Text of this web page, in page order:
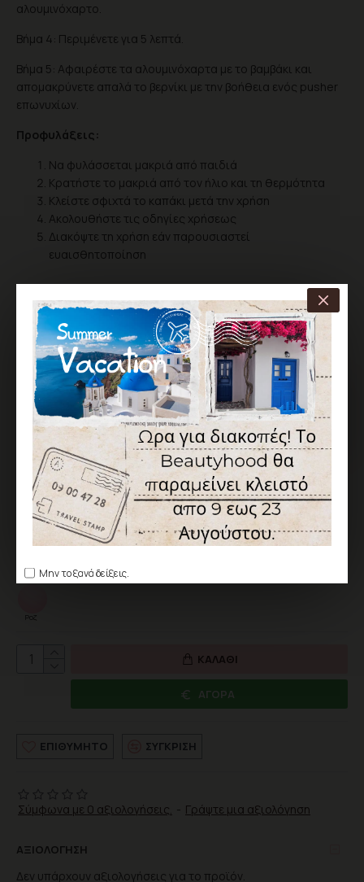
Μην το ξανά δείξεις.
αλουμινόχαρτο.
Βήμα 4: Περιμένετε για 5 λεπτά.
Βήμα 5: Αφαιρέστε τα αλουμινόχαρτα με το βαμβάκι και
απομακρύνετε απαλά το βερνίκι με την βοήθεια ενός pusher
επωνυχίων.
Προφυλάξεις:
Να φυλάσσεται μακριά από παιδιά
Κρατήστε το μακριά από τον ήλιο και τη θερμότητα
Κλείστε σφιχτά το καπάκι μετά την χρήση
Ακολουθήστε τις οδηγίες χρήσεως
Διακόψτε τη χρήση εάν παρουσιαστεί
ευαισθητοποίηση
ΧΑΡΑΚΤΗΡΙΣΤΙΚΆ
Σύμφωνα με 0 αξιολογήσεις. - Γράψτε μια αξιολόγηση
6,90€
Χωρίς ΦΠΑ: 5,56€
ΑΠΟΣΤΟΛΉ ΑΠΌ 1 ΈΩΣ 5 ΕΡΓΆΣΙΜΕΣ
Κωδικός:
BH-CC-050982-134
Canni
Χρώμα
Ροζ
ΚΑΛΆΘΙ
ΑΓΟΡΆ
ΕΠΙΘΥΜΗΤΌ ΣΎΓΚΡΙΣΗ
ΑΞΙΟΛΌΓΗΣΗ
Δεν υπάρχουν αξιολογήσεις για το προϊόν.